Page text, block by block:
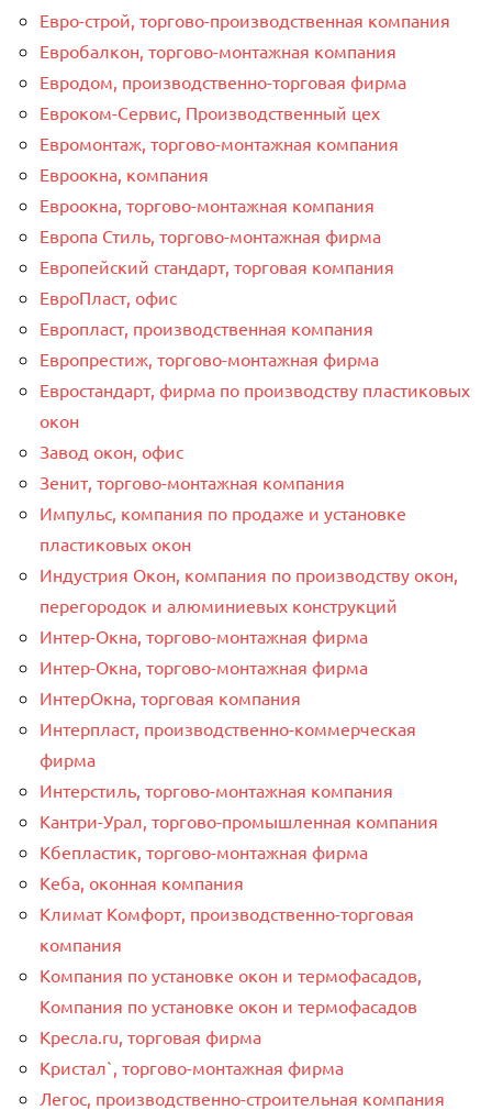
Евро-строй, торгово-производственная компания
Евробалкон, торгово-монтажная компания
Евродом, производственно-торговая фирма
Евроком-Сервис, Производственный цех
Евромонтаж, торгово-монтажная компания
Евроокна, компания
Евроокна, торгово-монтажная компания
Европа Стиль, торгово-монтажная фирма
Европейский стандарт, торговая компания
ЕвроПласт, офис
Европласт, производственная компания
Европрестиж, торгово-монтажная фирма
Евростандарт, фирма по производству пластиковых
окон
Завод окон, офис
Зенит, торгово-монтажная компания
Импульс, компания по продаже и установке
пластиковых окон
Индустрия Окон, компания по производству окон,
перегородок и алюминиевых конструкций
Интер-Окнa, торгово-монтажная фирма
Интер-Окнa, торгово-монтажная фирма
ИнтерОкна, торговая компания
Интерпласт, производственно-коммерческая
фирма
Интерстиль, торгово-монтажная компания
Кантри-Урал, торгово-промышленная компания
Кбепластик, торгово-монтажная фирма
Кеба, оконная компания
Климат Комфорт, производственно-торговая
компания
Компания по установке окон и термофасадов,
Компания по установке окон и термофасадов
Кресла.ru, торговая фирма
Кристал`, торгово-монтажная фирма
Легос, производственно-строительная компания